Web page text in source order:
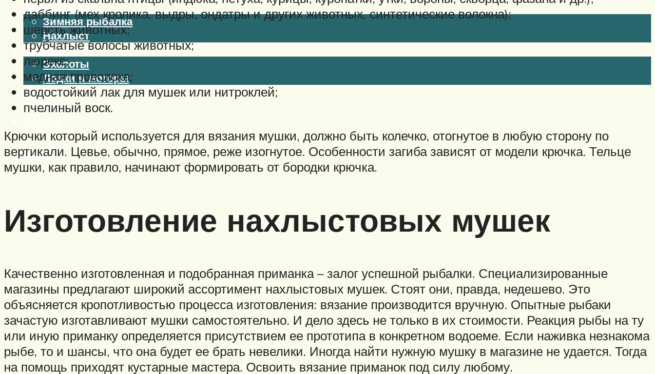
Виды ловли
Зимняя рыбалка
Нахлыст
Снаряжение
Эхолоты
Лодки и моторы
Узлы
Рецепты
Меню
даббинг (мех кролика, выдры, ондатры и других животных, синтетические волокна);
шерсть животных;
трубчатые волосы животных;
люрекс;
медная проволока;
водостойкий лак для мушек или нитроклей;
пчелиный воск.
Крючки который используется для вязания мушки, должно быть колечко, отогнутое в любую сторону по
вертикали. Цевье, обычно, прямое, реже изогнутое. Особенности загиба зависят от модели крючка. Тельце
мушки, как правило, начинают формировать от бородки крючка.
Изготовление нахлыстовых мушек
Качественно изготовленная и подобранная приманка – залог успешной рыбалки. Специализированные
магазины предлагают широкий ассортимент нахлыстовых мушек. Стоят они, правда, недешево. Это
объясняется кропотливостью процесса изготовления: вязание производится вручную. Опытные рыбаки
зачастую изготавливают мушки самостоятельно. И дело здесь не только в их стоимости. Реакция рыбы на ту
или иную приманку определяется присутствием ее прототипа в конкретном водоеме. Если наживка незнакома
рыбе, то и шансы, что она будет ее брать невелики. Иногда найти нужную мушку в магазине не удается. Тогда
на помощь приходят кустарные мастера. Освоить вязание приманок под силу любому.